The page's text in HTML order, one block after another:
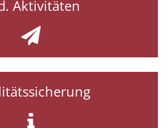
Aktivitäten